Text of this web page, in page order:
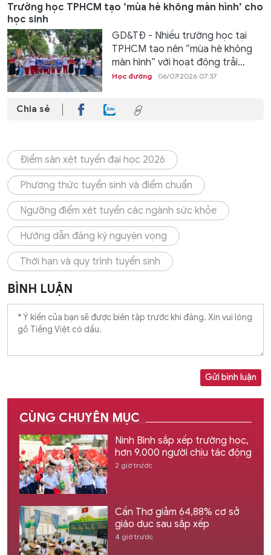
Trường học TPHCM tạo ‘mùa hè không màn hình’ cho
học sinh
GD&TĐ - Nhiều trường học tại
TPHCM tạo nên “mùa hè không
màn hình” với hoạt động trải...
Học đường 06/07/2026 07:37
Chia sẻ
Điểm sàn xét tuyển đại học 2026
Phương thức tuyển sinh và điểm chuẩn
Ngưỡng điểm xét tuyển các ngành sức khỏe
Hướng dẫn đăng ký nguyện vọng
Thời hạn và quy trình tuyển sinh
BÌNH LUẬN
Gửi bình luận
CÙNG CHUYÊN MỤC
Ninh Bình sắp xếp trường học,
hơn 9.000 người chịu tác động
2 giờ trước
Cần Thơ giảm 64,88% cơ sở
giáo dục sau sắp xếp
4 giờ trước